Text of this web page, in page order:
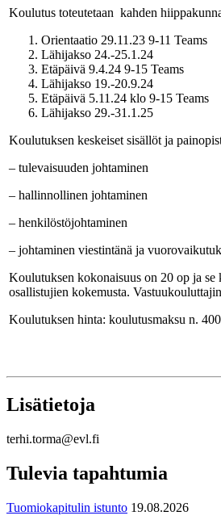
Koulutus toteutetaan kahden
Orientaatio 29.11.23 9-11 Teams
Lähijakso 24.-25.1.24
Etäpäivä 9.4.24 9-15 Teams
Lähijakso 19.-20.9.24
Etäpäivä 5.11.24 klo 9-15 Teams
Lähijakso 29.-31.1.25
Koulutuksen keskeiset sisällöt ja
– tulevaisuuden johtaminen
– hallinnollinen johtaminen
– henkilöstöjohtaminen
– johtaminen viestintänä ja
Koulutuksen kokonaisuus on 20 op ja
osallistujien kokemusta.
Koulutuksen hinta: koulutusmaksu n.
Lisätietoja
terhi.torma@evl.fi
Tulevia tapahtumia
Tuomiokapitulin istunto 19.08.2026